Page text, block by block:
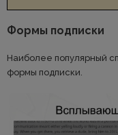
Формы подписки
Наиболее популярный
формы подписки.